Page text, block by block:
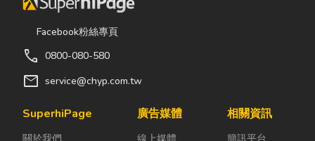
越多屋主在老
屋翻修或新屋
規劃天然氣配
管工程。到底
麼？它跟傳統
麼？」。相較
色彩與儀式
著生活節奏加
為證券公司的
Facebook粉絲專頁
call 0800-080-580
mail service@chyp.com.tw
SuperhiPage
關於我們
廣告媒體
線上媒體
相關資訊
簡訊平台